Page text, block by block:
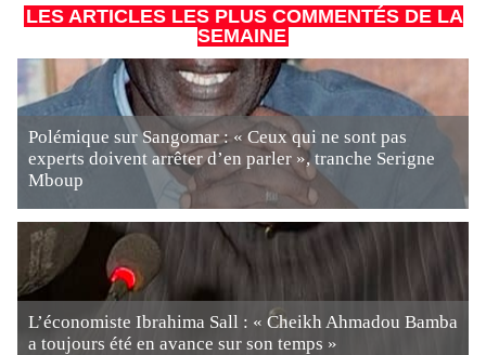
LES ARTICLES LES PLUS COMMENTÉS DE LA
SEMAINE
Polémique sur Sangomar : « Ceux qui ne sont pas
experts doivent arrêter d’en parler », tranche Serigne
Mboup
L’économiste Ibrahima Sall : « Cheikh Ahmadou Bamba
a toujours été en avance sur son temps »